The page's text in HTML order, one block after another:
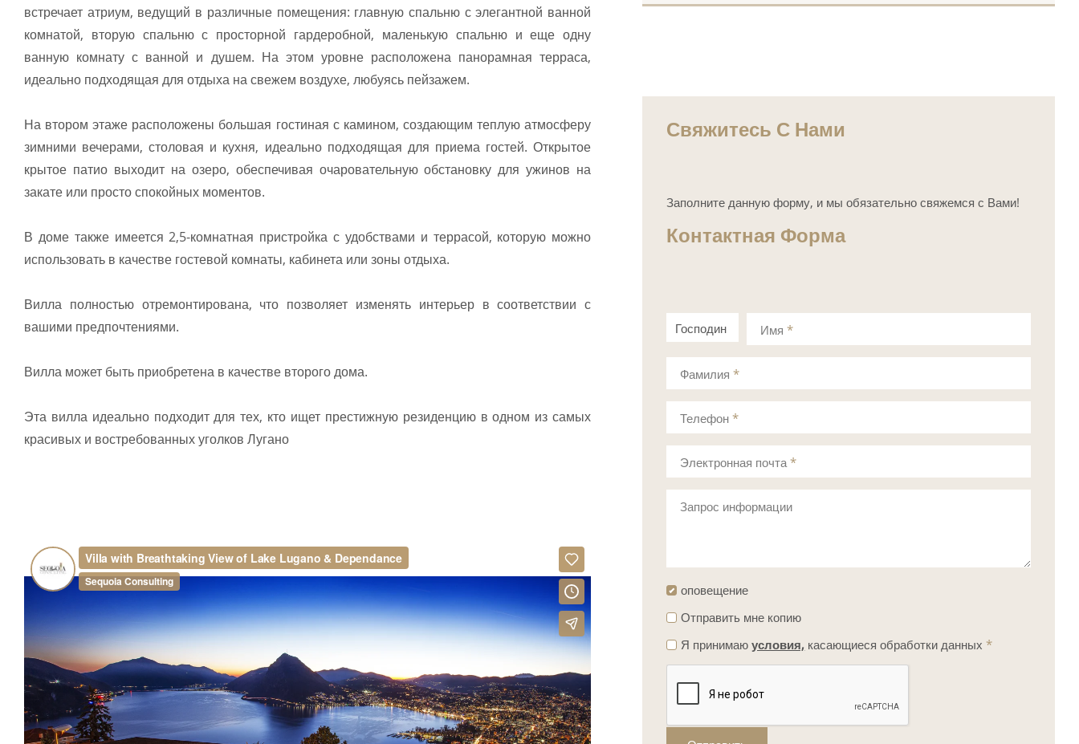
встречает атриум, ведущий в различные помещения: главную спальню с элегантной ванной
комнатой, вторую спальню с просторной гардеробной, маленькую спальню и еще одну
ванную комнату с ванной и душем. На этом уровне расположена панорамная терраса,
идеально подходящая для отдыха на свежем воздухе, любуясь пейзажем.
На втором этаже расположены большая гостиная с камином, создающим теплую атмосферу
зимними вечерами, столовая и кухня, идеально подходящая для приема гостей. Открытое
крытое патио выходит на озеро, обеспечивая очаровательную обстановку для ужинов на
закате или просто спокойных моментов.
В доме также имеется 2,5-комнатная пристройка с удобствами и террасой, которую можно
использовать в качестве гостевой комнаты, кабинета или зоны отдыха.
Вилла полностью отремонтирована, что позволяет изменять интерьер в соответствии с
вашими предпочтениями.
Вилла может быть приобретена в качестве второго дома.
Эта вилла идеально подходит для тех, кто ищет престижную резиденцию в одном из самых
красивых и востребованных уголков Лугано
Свяжитесь С Нами
Заполните данную форму, и мы обязательно свяжемся с Вами!
Контактная Форма
Господин
Госпожа
Имя*
Телефон*
Запрос информации
Фамилия*
Электронная почта*
оповещение
Отправить мне копию
Я принимаюусловия, касающиеся обработки данных *